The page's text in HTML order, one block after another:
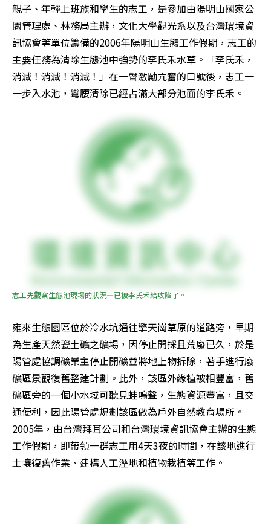
親子、年輕上班族和學生的志工，是參加由陽明山國家公
園管理處、林務局主辦，文化大學觀光系以及台灣環境資
訊協會等單位籌備的2006年陽明山生態工作假期，志工的
主要任務為清除生態池中強勢的李氏禾水草。「李氏禾，
消滅！消滅！消滅！」在一聲激勵亢奮的口號後，志工一
一步入水池，彎腰清除已經占滿大部分池面的李氏禾。
志工先觀察生態池現場的狀況—已被李氏禾給攻陷了。
雍來生態園區位於冷水坑通往擎天崗草原的道路旁，早期
為生產天然瓷土礦之礦場，因停止開採且荒廢已久，於是
陽管處協調礦業主停止開礦並將地上物拆除，著手進行廢
礦區景觀復舊整建計劃。此外，該區外緣植被相豐富，舊
礦區旁的一個小水域可聽見蛙鳴聲，生態資源豐富，且交
通便利，因此陽管處規劃該區做為戶外自然教育場所。
2005年，由台灣拜耳公司和台灣環境資訊協會主辦的生態
工作假期，即帶領一群志工用4天3夜的時間，在該地進行
土壤復舊作業、建構人工溼地和植物栽植等工作。